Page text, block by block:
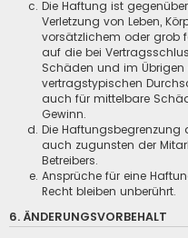
Die Haftung ist
Verletzung von Leben,
vorsätzlichem oder grob
auf die bei
Schäden und im
vertragstypischen
auch für mittelbare
Gewinn.
Die
auch zugunsten der
Betreibers.
Ansprüche für eine
Recht bleiben unberührt.
6. ÄNDERUNGSVORBEHALT